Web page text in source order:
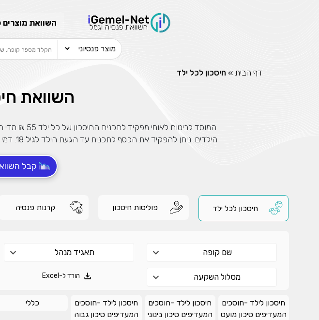
השוואת מוצרים
דף הבית » חיסכון לכל ילד
השוואת
המוסד לביטוח לאומי מפקיד לתכנית החיסכון של כל ילד 55 ₪ מדי חודש. בנוסף, ההורים
הילדים.
קבל
חיסכון לכל ילד פוליסות חיסכון קרנות פנסיה
שם קופה תאגיד מנהל
מסלול השקעה הורד ל-Excel
חיסכון לילד -חוסכים
המעדיפים סיכון מועט
חיסכון לילד -חוסכים
המעדיפים סיכון בינוני
חיסכון לילד -חוסכים
המעדיפים סיכון גבוה
כללי
שדרגו למסלול
אני מאשר שקראתי
מאיתנו